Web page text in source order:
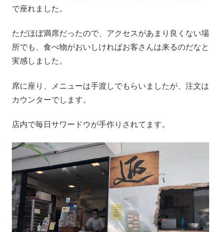
で座れました。
ただほぼ満席だったので、アクセスがあまり良くない場
所でも、食べ物がおいしければお客さんは来るのだなと
実感しました。
席に座り、メニューは手渡しでもらいましたが、注文は
カウンターでします。
店内で毎日サワードウが手作りされてます。